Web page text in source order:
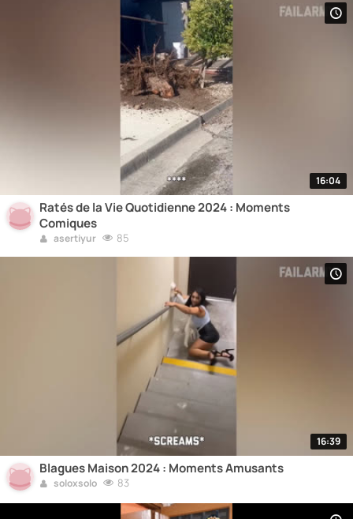
16:04
Ratés de la Vie Quotidienne 2024 : Moments
Comiques
asertiyur 85
16:39
Blagues Maison 2024 : Moments Amusants
soloxsolo 83